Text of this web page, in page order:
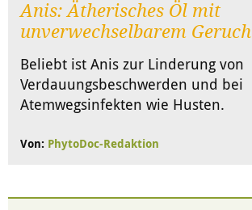
Anis: Ätherisches Öl mit
unverwechselbarem Geruch
Beliebt ist Anis zur Linderung von
Verdauungsbeschwerden und bei
Atemwegsinfekten wie Husten.
Von: PhytoDoc-Redaktion